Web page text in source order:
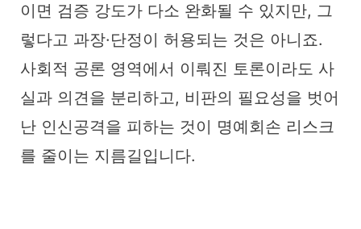
이면 검증 강도가 다소 완화될 수 있지만, 그
렇다고 과장·단정이 허용되는 것은 아니죠.
사회적 공론 영역에서 이뤄진 토론이라도 사
실과 의견을 분리하고, 비판의 필요성을 벗어
난 인신공격을 피하는 것이 명예회손 리스크
를 줄이는 지름길입니다.